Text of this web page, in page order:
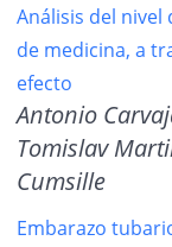
Análisis del
de medicina, a
efecto
Antonio
Tomislav
Cumsille
Embarazo